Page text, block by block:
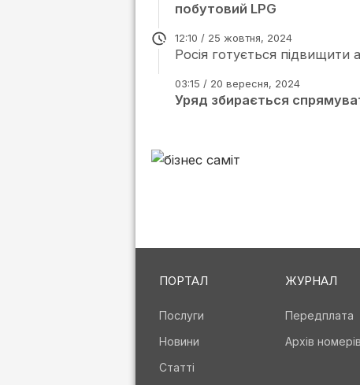
побутовий LPG
12:10 / 25 жовтня, 2024
Росія готується підвищити
03:15 / 20 вересня, 2024
Уряд збирається
ПОРТАЛ
Послуги
Новини
Статті
ЖУРНАЛ
Передплата
Архів номерів